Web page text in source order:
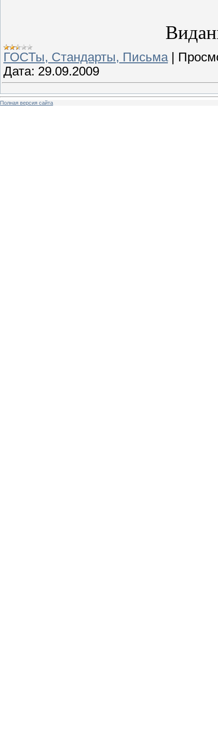
ГОСТы, Стандарты, Письма|
Дата: 29.09.2009
Полная версия сайта